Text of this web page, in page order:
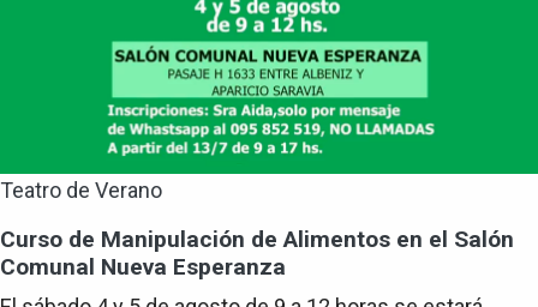
Teatro de Verano
Curso de Manipulación de Alimentos en el Salón
Comunal Nueva Esperanza